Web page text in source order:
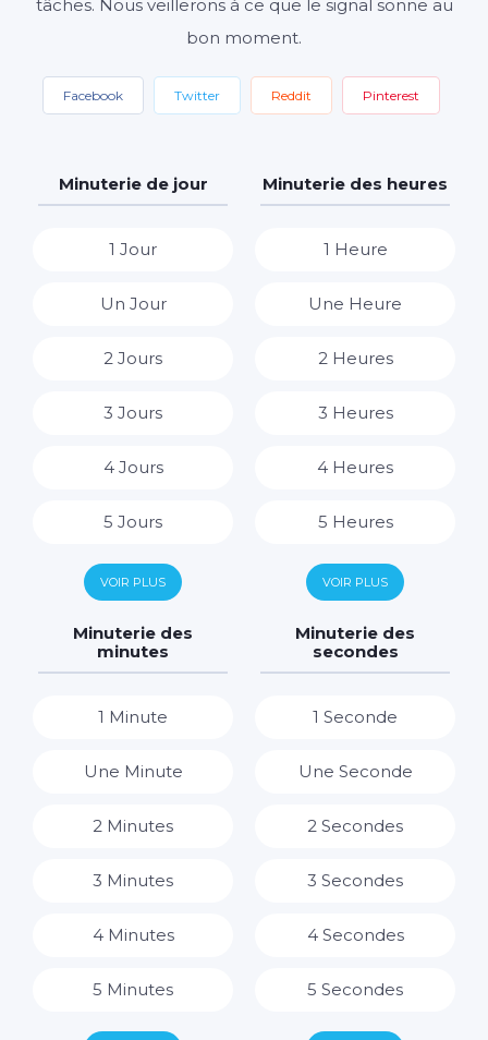
tâches. Nous veillerons à ce que le signal sonne au
bon moment.
Facebook Twitter Reddit Pinterest
Minuterie de jour
1 Jour
Un Jour
2 Jours
3 Jours
4 Jours
5 Jours
6 Jours
7 Jours
VOIR PLUS
Minuterie des heures
1 Heure
Une Heure
2 Heures
3 Heures
4 Heures
5 Heures
6 Heures
7 Heures
VOIR PLUS
Minuterie des
minutes
1 Minute
Une Minute
2 Minutes
3 Minutes
4 Minutes
5 Minutes
Minuterie des
secondes
1 Seconde
Une Seconde
2 Secondes
3 Secondes
4 Secondes
5 Secondes